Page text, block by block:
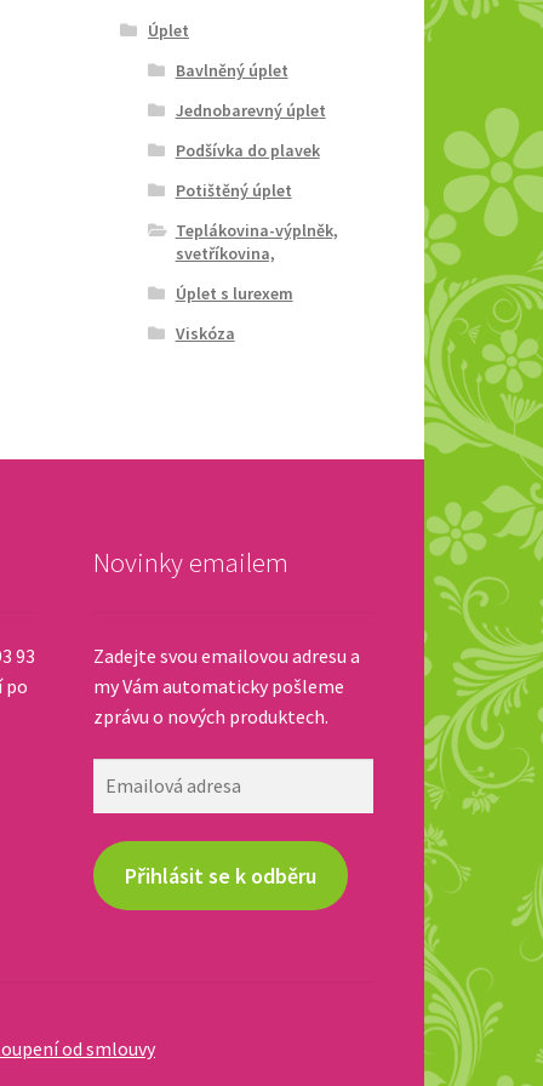
Úplet
Bavlněný úplet
Jednobarevný úplet
Podšívka do plavek
Potištěný úplet
Teplákovina-výplněk,
svetříkovina,
Úplet s lurexem
Viskóza
93
po
Novinky emailem
Zadejte svou emailovou adresu a
my Vám automaticky pošleme
zprávu o nových produktech.
Přihlásit se k odběru
od smlouvy